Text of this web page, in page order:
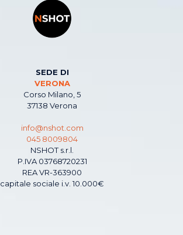
SEDE DI
VERONA
Corso Milano, 5
37138 Verona
info@nshot.com
045 8009804
NSHOT s.r.l.
P.IVA 03768720231
REA VR-363900
capitale sociale i.v. 10.000€